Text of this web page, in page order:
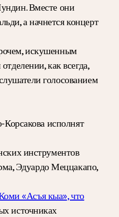
Вместе они
а начнется концерт
искушенным
как всегда,
голосованием
Корсакова исполнят
инструментов
Эдуардо Меццакапо,
«Асъя кыа», что
источниках